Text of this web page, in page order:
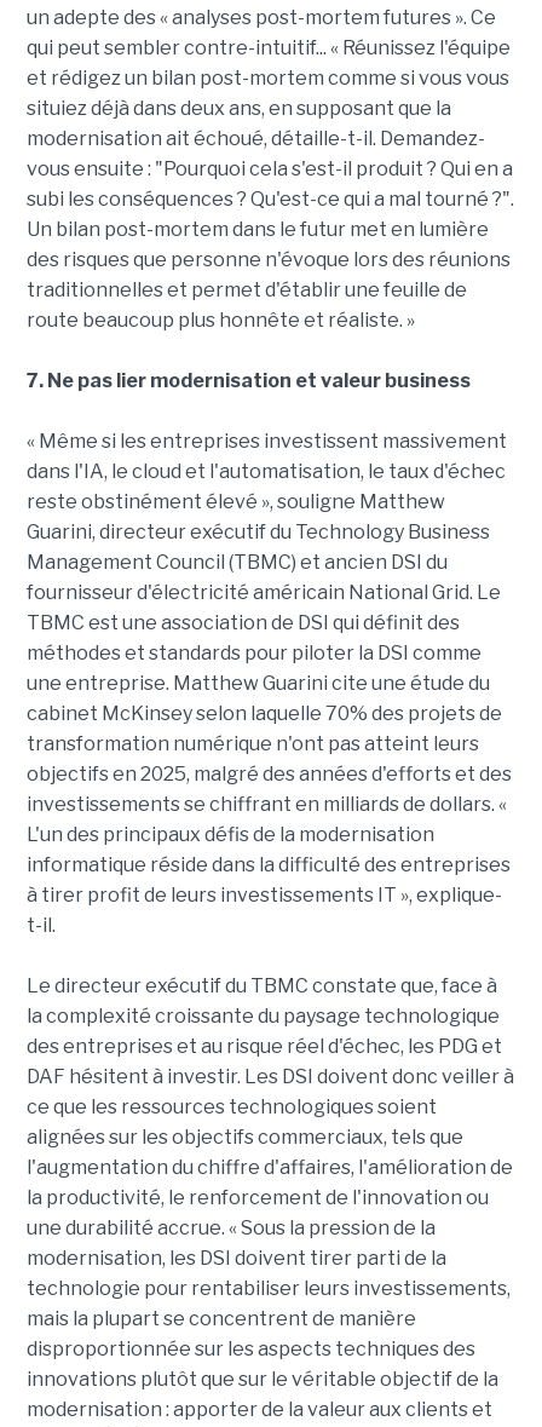
un adepte des « analyses post-mortem futures ». Ce
qui peut sembler contre-intuitif... « Réunissez l'équipe
et rédigez un bilan post-mortem comme si vous vous
situiez déjà dans deux ans, en supposant que la
modernisation ait échoué, détaille-t-il. Demandez-
vous ensuite : "Pourquoi cela s'est-il produit ? Qui en a
subi les conséquences ? Qu'est-ce qui a mal tourné ?".
Un bilan post-mortem dans le futur met en lumière
des risques que personne n'évoque lors des réunions
traditionnelles et permet d'établir une feuille de
route beaucoup plus honnête et réaliste. »
7. Ne pas lier modernisation et valeur business
« Même si les entreprises investissent massivement
dans l'IA, le cloud et l'automatisation, le taux d'échec
reste obstinément élevé », souligne Matthew
Guarini, directeur exécutif du Technology Business
Management Council (TBMC) et ancien DSI du
fournisseur d'électricité américain National Grid. Le
TBMC est une association de DSI qui définit des
méthodes et standards pour piloter la DSI comme
une entreprise. Matthew Guarini cite une étude du
cabinet McKinsey selon laquelle 70% des projets de
transformation numérique n'ont pas atteint leurs
objectifs en 2025, malgré des années d'efforts et des
investissements se chiffrant en milliards de dollars. «
L'un des principaux défis de la modernisation
informatique réside dans la difficulté des entreprises
à tirer profit de leurs investissements IT », explique-
t-il.
Le directeur exécutif du TBMC constate que, face à
la complexité croissante du paysage technologique
des entreprises et au risque réel d'échec, les PDG et
DAF hésitent à investir. Les DSI doivent donc veiller à
ce que les ressources technologiques soient
alignées sur les objectifs commerciaux, tels que
l'augmentation du chiffre d'affaires, l'amélioration de
la productivité, le renforcement de l'innovation ou
une durabilité accrue. « Sous la pression de la
modernisation, les DSI doivent tirer parti de la
technologie pour rentabiliser leurs investissements,
mais la plupart se concentrent de manière
disproportionnée sur les aspects techniques des
innovations plutôt que sur le véritable objectif de la
modernisation : apporter de la valeur aux clients et